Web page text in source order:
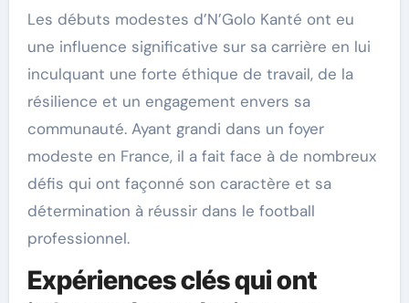
Les débuts modestes d’N’Golo Kanté ont eu
une influence significative sur sa carrière en lui
inculquant une forte éthique de travail, de la
résilience et un engagement envers sa
communauté. Ayant grandi dans un foyer
modeste en France, il a fait face à de nombreux
défis qui ont façonné son caractère et sa
détermination à réussir dans le football
professionnel.
Expériences clés qui ont